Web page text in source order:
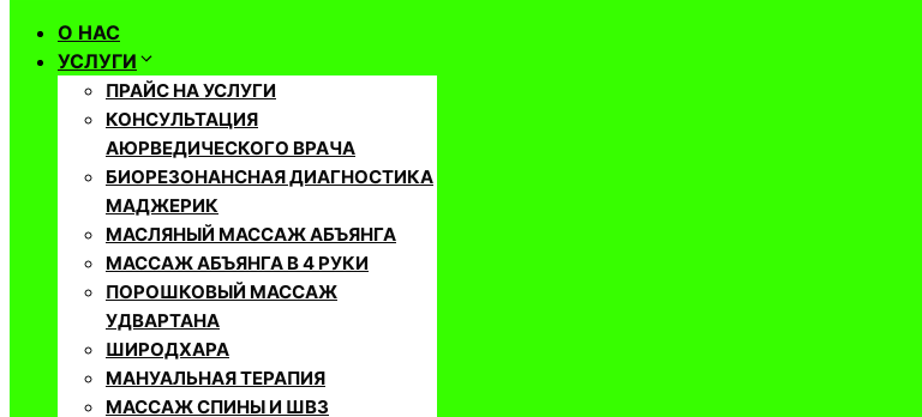
О НАС
УСЛУГИ
ПРАЙС НА УСЛУГИ
КОНСУЛЬТАЦИЯ
АЮРВЕДИЧЕСКОГО ВРАЧА
БИОРЕЗОНАНСНАЯ ДИАГНОСТИКА
МАДЖЕРИК
МАСЛЯНЫЙ МАССАЖ АБЪЯНГА
МАССАЖ АБЪЯНГА В 4 РУКИ
ПОРОШКОВЫЙ МАССАЖ
УДВАРТАНА
ШИРОДХАРА
МАНУАЛЬНАЯ ТЕРАПИЯ
МАССАЖ СПИНЫ И ШВЗ